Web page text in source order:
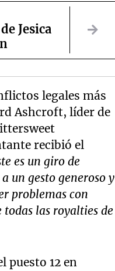
Jesica
legales más
Ashcroft, líder de
recibió el
es un giro de
un gesto generoso y
problemas con
las royalties de
puesto 12 en